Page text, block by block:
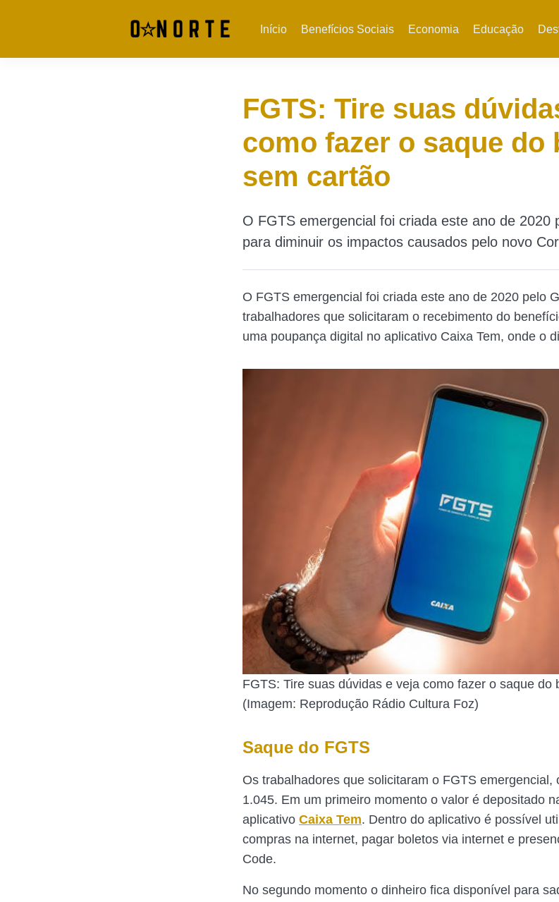
Início Benefícios Sociais Economia Educação
FGTS: Tire suas
como fazer o saque do
sem cartão
O FGTS emergencial foi criada este ano de 2020
para diminuir os impactos causados pelo novo
O FGTS emergencial foi criada este ano de 2020 pelo
trabalhadores que solicitaram o recebimento do
uma poupança digital no aplicativo Caixa Tem, onde o
FGTS: Tire suas dúvidas e veja como fazer o saque do
(Imagem: Reprodução Rádio Cultura Foz)
Saque do FGTS
Os trabalhadores que solicitaram o FGTS emergencial,
1.045. Em um primeiro momento o valor é depositado
aplicativo Caixa Tem. Dentro do aplicativo é possível
compras na internet, pagar boletos via internet e
Code.
No segundo momento o dinheiro fica disponível para